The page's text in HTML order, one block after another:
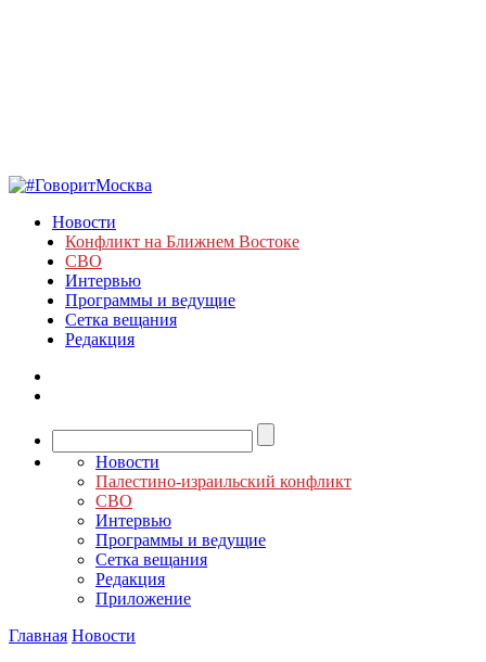
Новости
Конфликт на Ближнем Востоке
СВО
Интервью
Программы и ведущие
Сетка вещания
Редакция
Новости
Палестино-израильский конфликт
СВО
Интервью
Программы и ведущие
Сетка вещания
Редакция
Приложение
Главная Новости